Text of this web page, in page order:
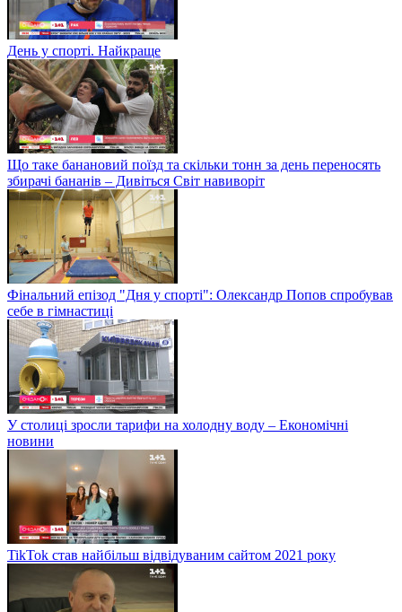
День у спорті. Найкраще
Що таке банановий поїзд та скільки тонн за день переносять
збирачі бананів – Дивіться Світ навиворіт
Фінальний епізод "Дня у спорті": Олександр Попов спробував
себе в гімнастиці
У столиці зросли тарифи на холодну воду – Економічні
новини
TikTok став найбільш відвідуваним сайтом 2021 року